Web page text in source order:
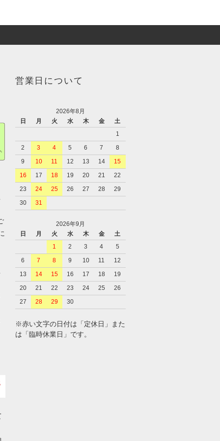
営業日について
2026年8月
日
月 火 水 木 金
土
1
2
3 4 5 6 7
8
9
10 11 12 13 14
15
16
17 18 19 20 21
22
23
24 25 26 27 28
29
30
31
2026年9月
日
月 火 水 木 金
土
1
2 3 4
5
6
7 8 9 10 11
12
13
14 15 16 17 18
19
20
21 22 23 24 25
26
27
28 29 30
※赤い文字の日付は「定休日」また
は「臨時休業日」です。